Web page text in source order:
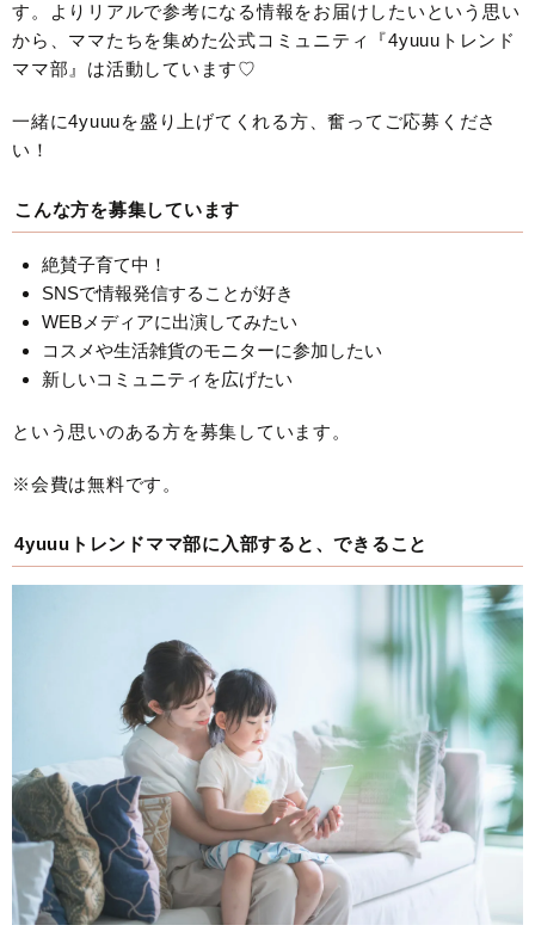
す。よりリアルで参考になる情報をお届けしたいという思い
から、ママたちを集めた公式コミュニティ『4yuuuトレンド
ママ部』は活動しています♡
一緒に4yuuuを盛り上げてくれる方、奮ってご応募くださ
い！
こんな方を募集しています
絶賛子育て中！
SNSで情報発信することが好き
WEBメディアに出演してみたい
コスメや生活雑貨のモニターに参加したい
新しいコミュニティを広げたい
という思いのある方を募集しています。
※会費は無料です。
4yuuuトレンドママ部に入部すると、できること